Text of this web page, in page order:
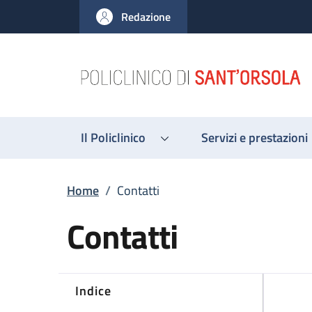
al contenuto principale
to footer content
Redazione
Il Policlinico Servizi e prestazioni
Briciole di pane
Home / Contatti
Contatti
Indice